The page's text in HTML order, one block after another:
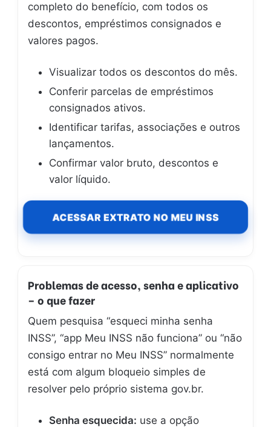
completo do benefício, com todos os
descontos, empréstimos consignados e
valores pagos.
Visualizar todos os descontos do mês.
Conferir parcelas de empréstimos
consignados ativos.
Identificar tarifas, associações e outros
lançamentos.
Confirmar valor bruto, descontos e
valor líquido.
ACESSAR EXTRATO NO MEU INSS
Problemas de acesso, senha e aplicativo
– o que fazer
Quem pesquisa “esqueci minha senha
INSS”, “app Meu INSS não funciona” ou “não
consigo entrar no Meu INSS” normalmente
está com algum bloqueio simples de
resolver pelo próprio sistema gov.br.
Senha esquecida: use a opção